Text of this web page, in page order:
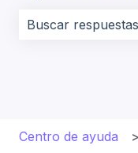
Centro de ayuda